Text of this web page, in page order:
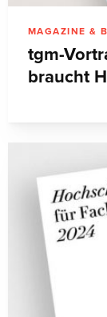
MAGAZINE &
tgm-
braucht